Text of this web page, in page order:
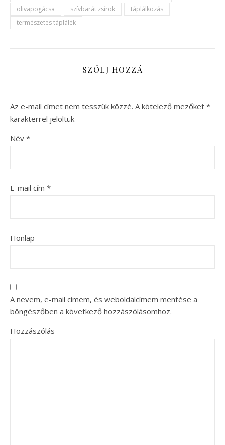
olivapogácsa
szívbarát zsírok
táplálkozás
természetes táplálék
SZÓLJ HOZZÁ
Az e-mail címet nem tesszük közzé. A kötelező mezőket *
karakterrel jelöltük
Név *
E-mail cím *
Honlap
A nevem, e-mail címem, és weboldalcímem mentése a
böngészőben a következő hozzászólásomhoz.
Hozzászólás